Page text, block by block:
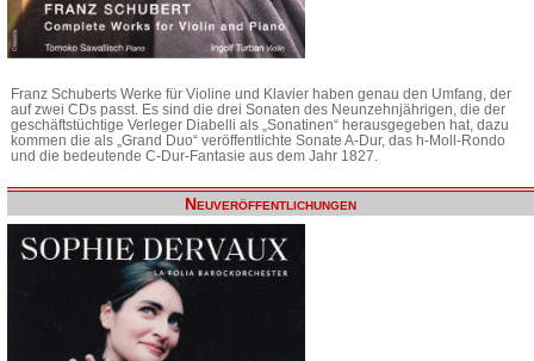
Franz Schuberts Werke für Violine und Klavier haben genau den Umfang, der
auf zwei CDs passt. Es sind die drei Sonaten des Neunzehnjährigen, die der
geschäftstüchtige Verleger Diabelli als „Sonatinen“ herausgegeben hat, dazu
kommen die als „Grand Duo“ veröffentlichte Sonate A-Dur, das h-Moll-Rondo
und die bedeutende C-Dur-Fantasie aus dem Jahr 1827.
Neuveröffentlichungen